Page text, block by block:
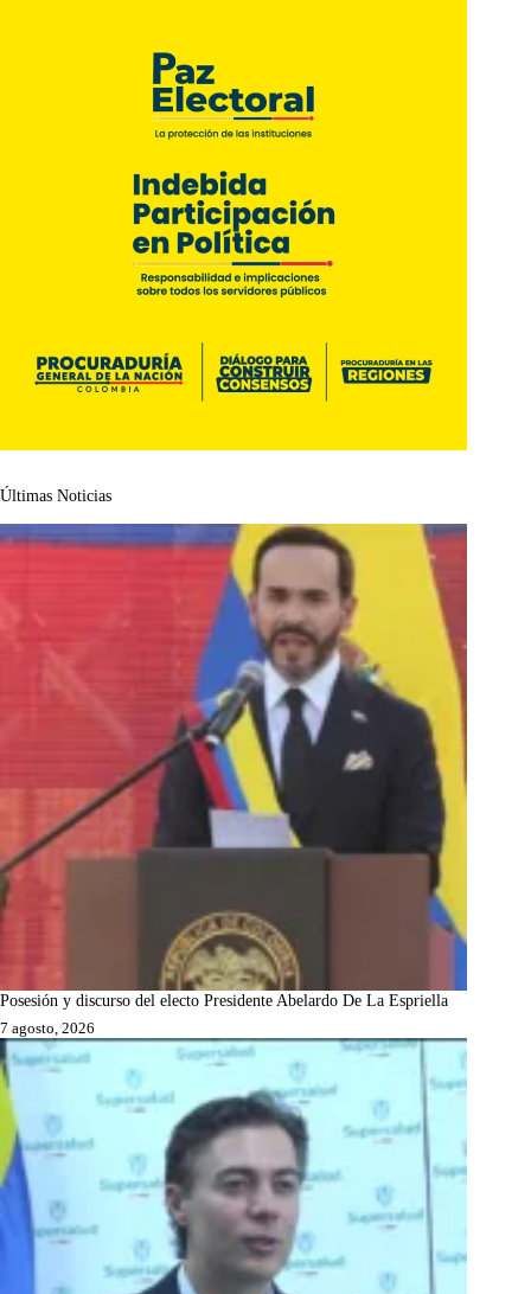
Últimas Noticias
Posesión y discurso del electo Presidente Abelardo De La Espriella
7 agosto, 2026